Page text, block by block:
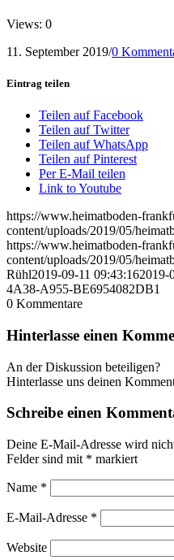
Views: 0
11. September 2019/0
Eintrag teilen
Teilen auf Facebook
Teilen auf Twitter
Teilen auf WhatsApp
Teilen auf Pinterest
Per E-Mail teilen
Link to Youtube
https://www.heimatboden-
content/uploads/2019/05/
https://www.heimatboden-
content/uploads/2019/05/
Rühl2019-09-11 09:43:162019-
4A38-A955-BE6954082DB1
0 Kommentare
Hinterlasse einen
An der Diskussion beteiligen?
Hinterlasse uns deinen
Schreibe einen
Deine E-Mail-Adresse wird
Felder sind mit * markiert
Name *
E-Mail-Adresse *
Website